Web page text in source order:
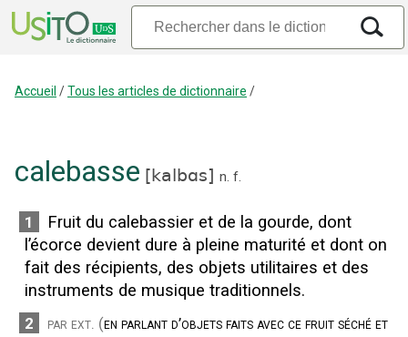
Accueil /Tous les articles de dictionnaire /
calebasse [kalbɑs] n. f.
1
Fruit du calebassier et de la gourde, dont
l’écorce devient dure à pleine maturité et dont on
fait des récipients, des objets utilitaires et des
instruments de musique traditionnels.
2 par ext. (en parlant d’objets faits avec ce fruit séché et